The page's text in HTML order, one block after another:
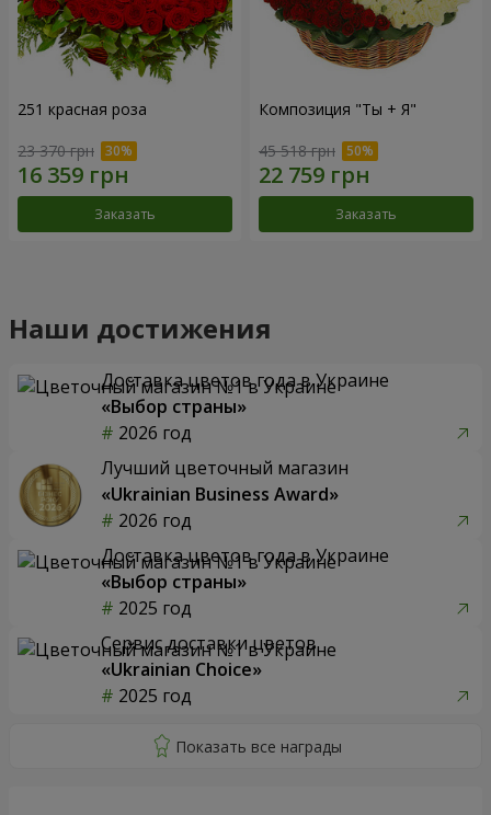
251 красная роза
23 370 грн
Заказать
Композиция "Ты + Я"
45 518 грн
Заказать
Наши достижения
Доставка цветов года в Украине
«Выбор страны»
2026 год
Лучший цветочный магазин
«Ukrainian Business Award»
2026 год
Доставка цветов года в Украине
«Выбор страны»
2025 год
Сервис доставки цветов
«Ukrainian Choice»
2025 год